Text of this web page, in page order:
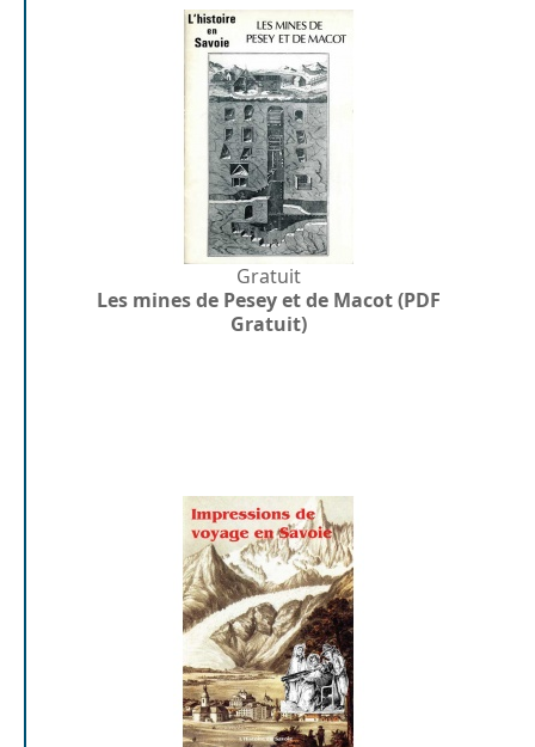
Gratuit
Les mines de Pesey et de Macot (PDF
Gratuit)